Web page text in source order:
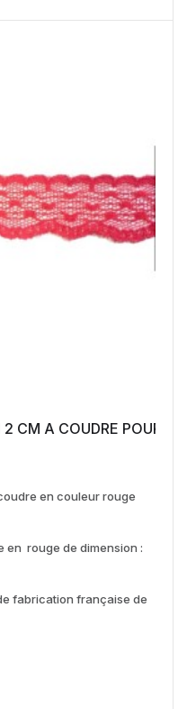
CM A COUDRE POUR...
en couleur rouge
en rouge de dimension :
fabrication française de